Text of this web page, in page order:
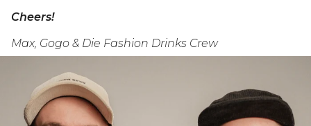
Cheers!
Max, Gogo & Die Fashion Drinks Crew